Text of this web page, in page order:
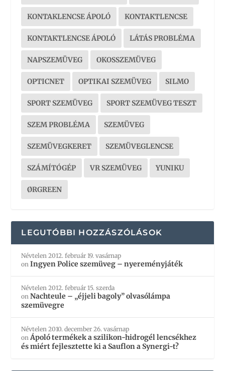
KONTAKLENCSE ÁPOLÓ KONTAKTLENCSE
KONTAKTLENCSE ÁPOLÓ LÁTÁS PROBLÉMA
NAPSZEMÜVEG OKOSSZEMÜVEG
OPTICNET OPTIKAI SZEMÜVEG SILMO
SPORT SZEMÜVEG SPORT SZEMÜVEG TESZT
SZEM PROBLÉMA SZEMÜVEG
SZEMÜVEGKERET SZEMÜVEGLENCSE
SZÁMÍTÓGÉP VR SZEMÜVEG YUNIKU
ØRGREEN
LEGUTÓBBI HOZZÁSZÓLÁSOK
Névtelen 2012. február 19. vasárnap
onIngyen Police szemüveg – nyereményjáték
Névtelen 2012. február 15. szerda
onNachteule – „éjjeli bagoly” olvasólámpa
szemüvegre
Névtelen 2010. december 26. vasárnap
onÁpoló termékek a szilikon-hidrogél lencsékhez
és miért fejlesztette ki a Sauflon a Synergi-t?